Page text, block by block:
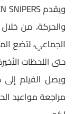
والحركة، من
الجماعي، لتضع
حتى اللحظات
مراجعة مواعيد